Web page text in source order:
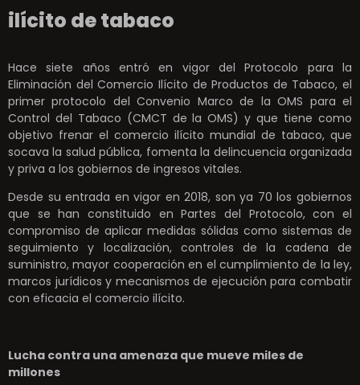
ilícito de tabaco
Hace siete años entró en vigor del Protocolo para la
Eliminación del Comercio Ilícito de Productos de Tabaco, el
primer protocolo del Convenio Marco de la OMS para el
Control del Tabaco (CMCT de la OMS) y que tiene como
objetivo frenar el comercio ilícito mundial de tabaco, que
socava la salud pública, fomenta la delincuencia organizada
y priva a los gobiernos de ingresos vitales.
Desde su entrada en vigor en 2018, son ya 70 los gobiernos
que se han constituido en Partes del Protocolo, con el
compromiso de aplicar medidas sólidas como sistemas de
seguimiento y localización, controles de la cadena de
suministro, mayor cooperación en el cumplimiento de la ley,
marcos jurídicos y mecanismos de ejecución para combatir
con eficacia el comercio ilícito.
Lucha contra una amenaza que mueve miles de
millones